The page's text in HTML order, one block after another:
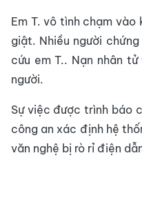
Em T. vô tình chạm vào
giật. Nhiều người
cứu em T.. Nạn nhân
người.
Sự việc được trình báo
công an xác định hệ
văn nghệ bị rò rỉ điện